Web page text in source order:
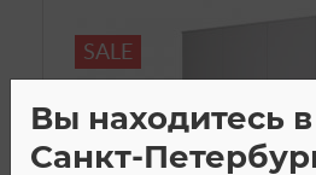
SALE
Вы находитесь
Санкт-